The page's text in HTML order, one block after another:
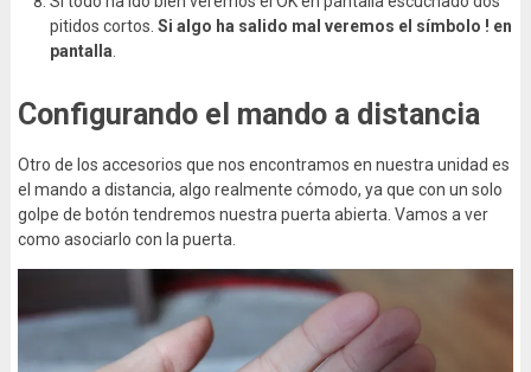
pitidos cortos. Si algo ha salido mal veremos el símbolo ! en
pantalla
Configurando el mando a distancia
Otro de los accesorios que nos encontramos en nuestra unidad es
el mando a distancia, algo realmente cómodo, ya que con un solo
golpe de botón tendremos nuestra puerta abierta. Vamos a ver
como asociarlo con la puerta.